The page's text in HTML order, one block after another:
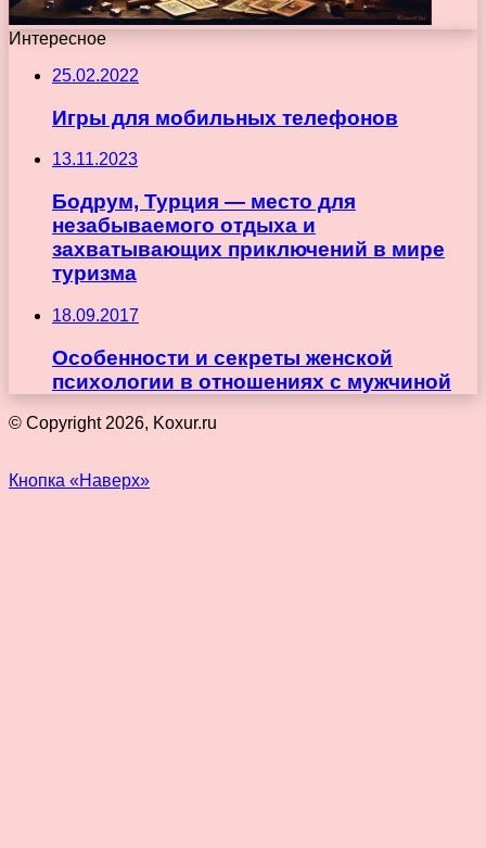
Интересное
25.02.2022
Игры для мобильных телефонов
13.11.2023
Бодрум, Турция — место для
незабываемого отдыха и
захватывающих приключений в мире
туризма
18.09.2017
Особенности и секреты женской
психологии в отношениях с мужчиной
© Copyright 2026, Koxur.ru
Кнопка «Наверх»